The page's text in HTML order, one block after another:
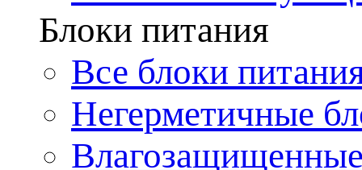
Блоки питания
Все блоки
Негерметичные